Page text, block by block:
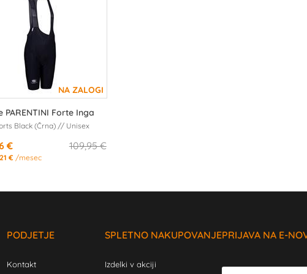
PARENTINI Forte Inga
Black (Črna) // Unisex
109,95 €
€
€ /mesec
PODJETJE
Kontakt
SPLETNO NAKUPOVANJE
Izdelki v akciji
PRIJAVA NA E-